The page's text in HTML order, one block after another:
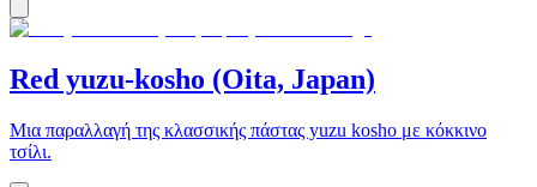
Red yuzu-kosho (Oita, Japan)
Μια παραλλαγή της κλασσικής πάστας yuzu kosho με κόκκινο
τσίλι.